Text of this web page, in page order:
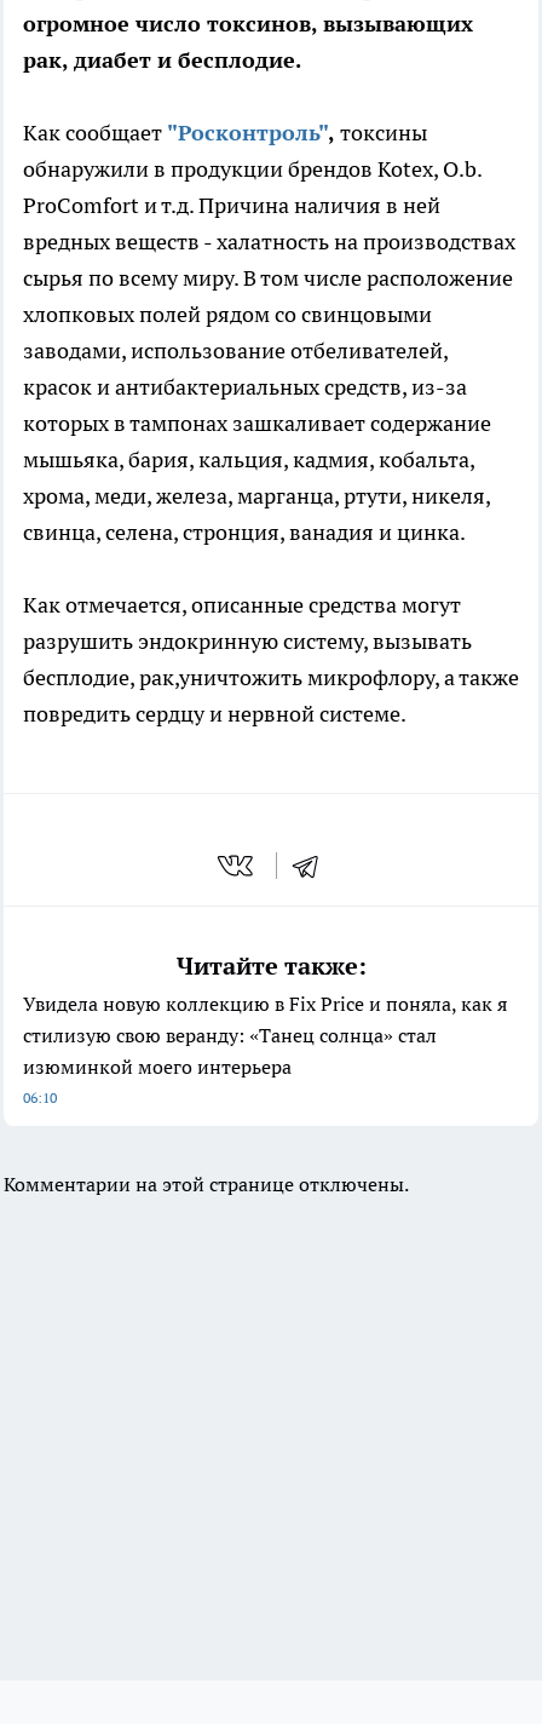
огромное число токсинов, вызывающих
рак, диабет и бесплодие.
Как сообщает "Росконтроль", токсины
обнаружили в продукции брендов Kotex, O.b.
ProComfort и т.д. Причина наличия в ней
вредных веществ - халатность на производствах
сырья по всему миру. В том числе расположение
хлопковых полей рядом со свинцовыми
заводами, использование отбеливателей,
красок и антибактериальных средств, из-за
которых в тампонах зашкаливает содержание
мышьяка, бария, кальция, кадмия, кобальта,
хрома, меди, железа, марганца, ртути, никеля,
свинца, селена, стронция, ванадия и цинка.
Как отмечается, описанные средства могут
разрушить эндокринную систему, вызывать
бесплодие, рак,уничтожить микрофлору, а также
повредить сердцу и нервной системе.
Читайте также:
Увидела новую коллекцию в Fix Price и поняла, как я
стилизую свою веранду: «Танец солнца» стал
изюминкой моего интерьера
06:10
Комментарии на этой странице отключены.